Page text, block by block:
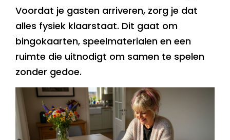
Voordat je gasten arriveren, zorg je dat
alles fysiek klaarstaat. Dit gaat om
bingokaarten, speelmaterialen en een
ruimte die uitnodigt om samen te spelen
zonder gedoe.